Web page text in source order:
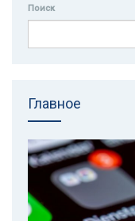
Поиск
Главное